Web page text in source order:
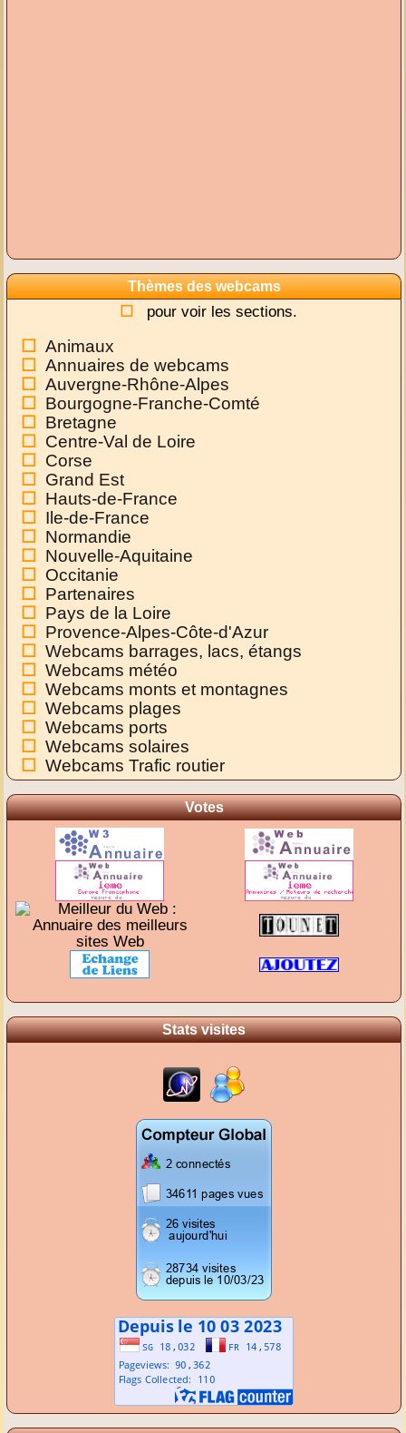
Thèmes des webcams
pour voir les sections.
Animaux
Annuaires de webcams
Auvergne-Rhône-Alpes
Bourgogne-Franche-Comté
Bretagne
Centre-Val de Loire
Corse
Grand Est
Hauts-de-France
Ile-de-France
Normandie
Nouvelle-Aquitaine
Occitanie
Partenaires
Pays de la Loire
Provence-Alpes-Côte-d'Azur
Webcams barrages, lacs, étangs
Webcams météo
Webcams monts et montagnes
Webcams plages
Webcams ports
Webcams solaires
Webcams Trafic routier
Votes
Stats visites